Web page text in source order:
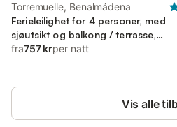
Torremuelle, Benalmádena
Ferieleilighet for 4 personer, med
sjøutsikt og balkong / terrasse,
barnevennlig
fra757 krper natt
Vis alle